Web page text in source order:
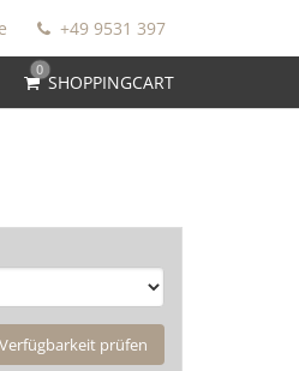
+49 9531 397
0
SHOPPINGCART
Verfügbarkeit prüfen